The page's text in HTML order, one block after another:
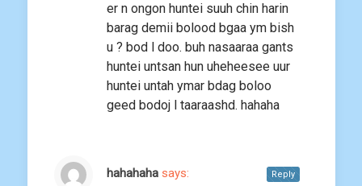
er n ongon huntei suuh chin harin
barag demii bolood bgaa ym bish
u ? bod l doo. buh nasaaraa gants
huntei untsan hun uheheesee uur
huntei untah ymar bdag boloo
geed bodoj l taaraashd. hahaha
hahahaha says: Reply